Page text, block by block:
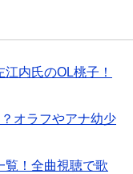
内氏のOL桃子！
オラフやアナ幼少
覧！全曲視聴で歌